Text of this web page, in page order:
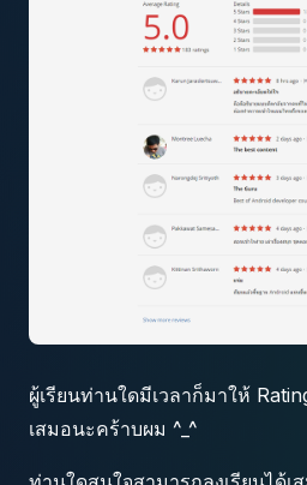
ผู้เรียนท่านใดมีเวลาก็มาให้
เสมอนะคร้าบผม ^_^